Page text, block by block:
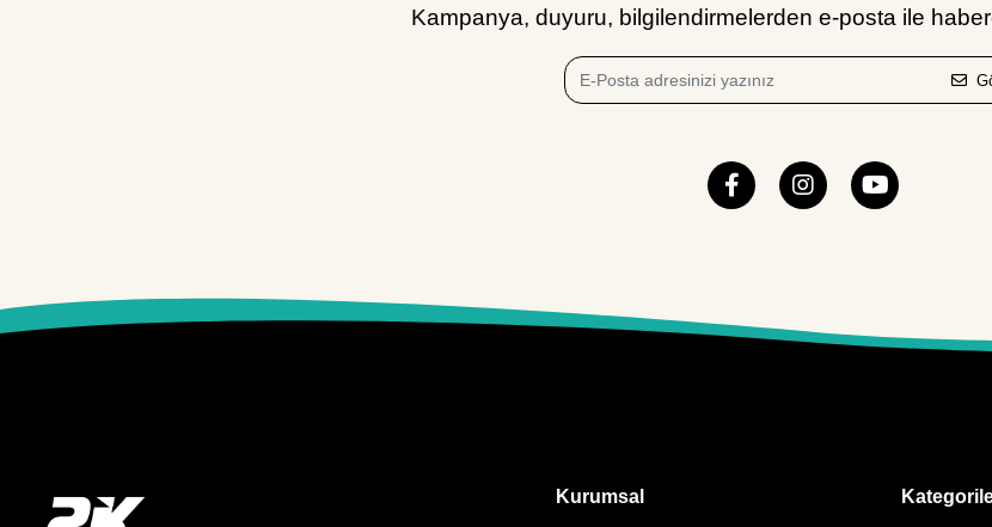
Kampanya, duyuru, bilgilendirmelerden e-posta ile
Kurumsal